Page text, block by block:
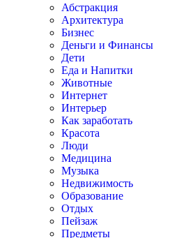
Абстракция
Архитектура
Бизнес
Деньги и Финансы
Дети
Еда и Напитки
Животные
Интернет
Интерьер
Как заработать
Красота
Люди
Медицина
Музыка
Недвижимость
Образование
Отдых
Пейзаж
Предметы